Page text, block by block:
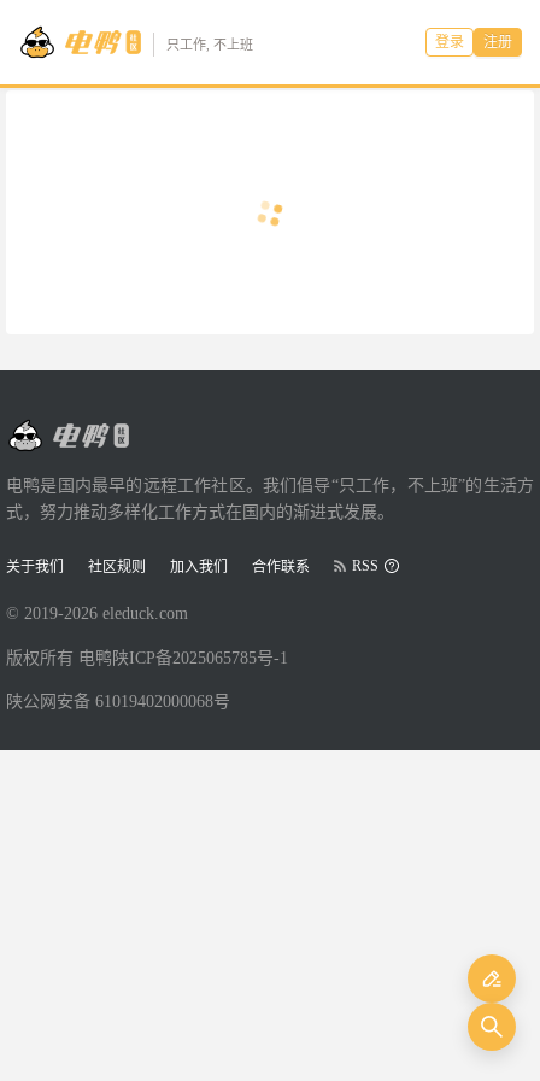
只工作, 不上班 登录 注册
电鸭是国内最早的远程工作社区。我们倡导“只工作，不上班”的生活方
式，努力推动多样化工作方式在国内的渐进式发展。
关于我们 社区规则 加入我们 合作联系 RSS
© 2019-2026 eleduck.com
版权所有 电鸭 陕ICP备2025065785号-1
陕公网安备 61019402000068号